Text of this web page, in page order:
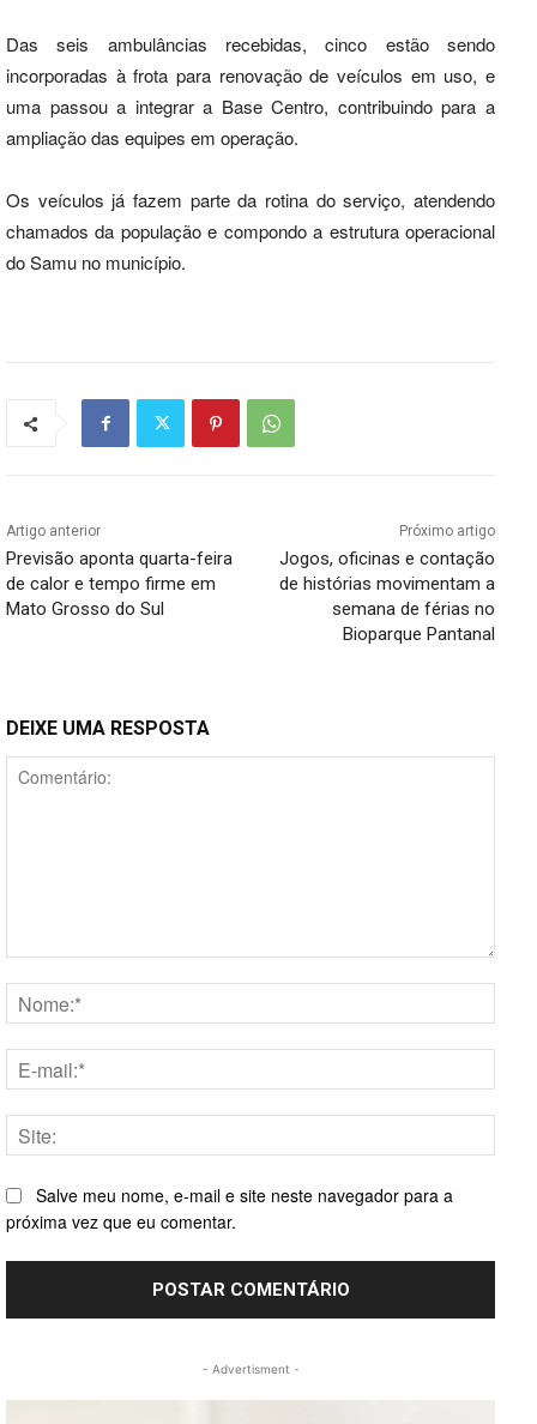
Das seis ambulâncias recebidas, cinco estão sendo
incorporadas à frota para renovação de veículos em uso, e
uma passou a integrar a Base Centro, contribuindo para a
ampliação das equipes em operação.
Os veículos já fazem parte da rotina do serviço, atendendo
chamados da população e compondo a estrutura operacional
do Samu no município.
Artigo anterior
Previsão aponta quarta-feira
de calor e tempo firme em
Mato Grosso do Sul
Próximo artigo
Jogos, oficinas e contação
de histórias movimentam a
semana de férias no
Bioparque Pantanal
DEIXE UMA RESPOSTA
mail:*
Salve meu nome, e-mail e site neste navegador para a
próxima vez que eu comentar.
- Advertisment -